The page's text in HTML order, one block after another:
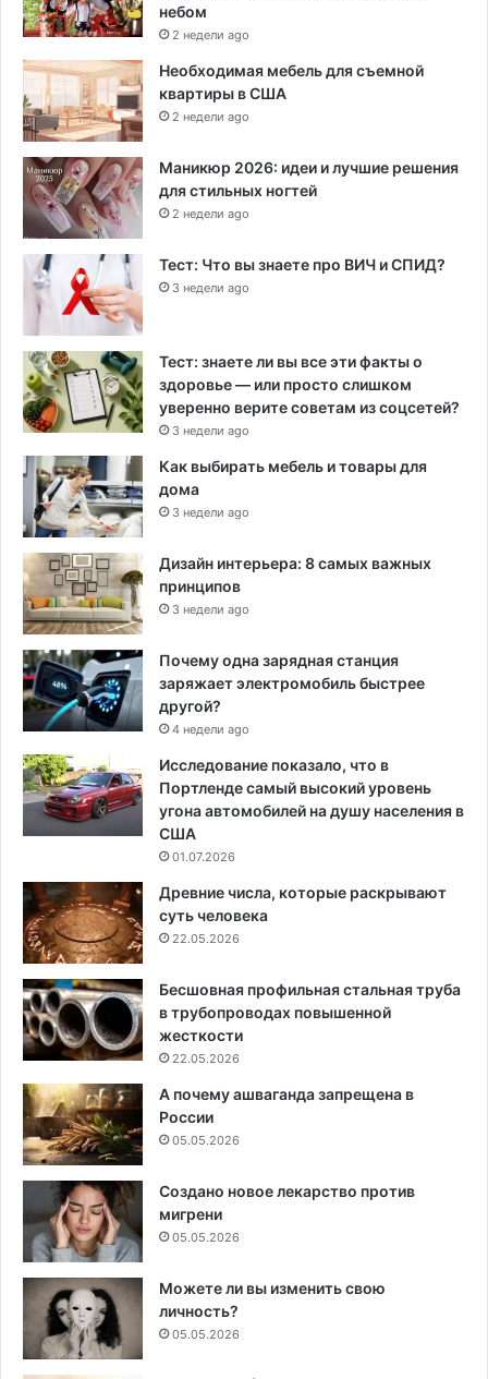
небом
2 недели ago
Необходимая мебель для съемной
квартиры в США
2 недели ago
Маникюр 2026: идеи и лучшие решения
для стильных ногтей
2 недели ago
Тест: Что вы знаете про ВИЧ и СПИД?
3 недели ago
Тест: знаете ли вы все эти факты о
здоровье — или просто слишком
уверенно верите советам из соцсетей?
3 недели ago
Как выбирать мебель и товары для
дома
3 недели ago
Дизайн интерьера: 8 самых важных
принципов
3 недели ago
Почему одна зарядная станция
заряжает электромобиль быстрее
другой?
4 недели ago
Исследование показало, что в
Портленде самый высокий уровень
угона автомобилей на душу населения в
США
01.07.2026
Древние числа, которые раскрывают
суть человека
22.05.2026
Бесшовная профильная стальная труба
в трубопроводах повышенной
жесткости
22.05.2026
А почему ашваганда запрещена в
России
05.05.2026
Создано новое лекарство против
мигрени
05.05.2026
Можете ли вы изменить свою
личность?
05.05.2026